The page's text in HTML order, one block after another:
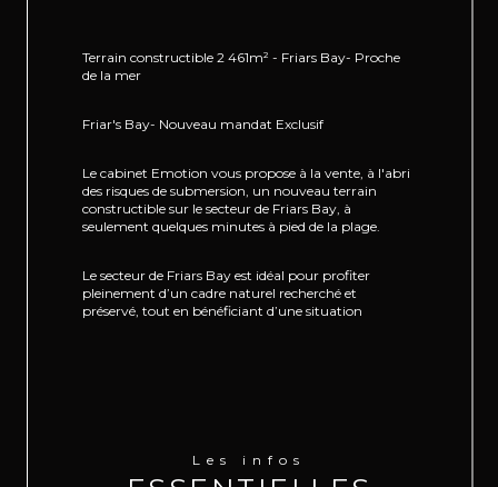
Les infos
Terrain constructible 2 461m² - Friars Bay- Proche
de la mer
Friar's Bay- Nouveau mandat Exclusif
Le cabinet Emotion vous propose à la vente, à l'abri
des risques de submersion, un nouveau terrain
constructible sur le secteur de Friars Bay, à
seulement quelques minutes à pied de la plage.
Le secteur de Friars Bay est idéal pour profiter
pleinement d’un cadre naturel recherché et
préservé, tout en bénéficiant d’une situation
UG) permet une constructibilité jusqu’à 861 m² au